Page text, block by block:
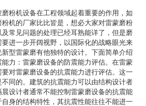
粉机设备在工程领域起着重要的作用，如
机的厂家比比皆是，想必大家对雷蒙磨粉
常见问题的处理已经耳熟能详了，但是磨
进一步开阔视野，以国际化的战略眼光来
型雷蒙磨有他独特的设计。下面简单介绍
力：雷蒙磨设备的防震能力评估。在雷蒙
对雷蒙磨设备的抗震能力进行评估。这一
同的。建筑的抗震能力可以由结构设计者
设计者通常不能控制雷蒙磨设备的抗震能
身的结构特性，其抗震性能往往不能进一